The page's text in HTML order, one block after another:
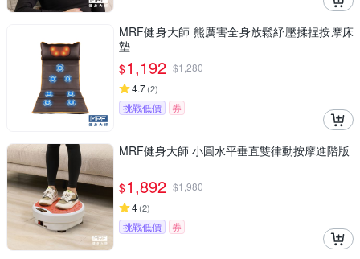
MRF健身大師 熊厲害全身放鬆紓壓揉捏按摩床
墊
$1,192 $1,280
4.7(2)
挑戰低價 券
MRF健身大師 ⼩圓⽔平垂直雙律動按摩進階版
$1,892 $1,980
4(2)
挑戰低價 券